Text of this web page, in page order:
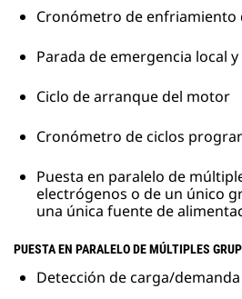
Cronómetro de enfriamiento
Parada de emergencia local
Ciclo de arranque del motor
Cronómetro de ciclos
Puesta en paralelo de
electrógenos o de un único
una única fuente de
PUESTA EN PARALELO DE MÚLTIPLES
Detección de carga/